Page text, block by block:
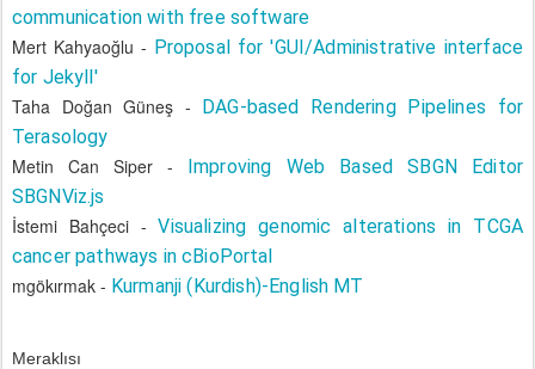
communication with free software
Mert Kahyaoğlu - Proposal for 'GUI/Administrative interface
for Jekyll'
Taha Doğan Güneş - DAG-based Rendering Pipelines for
Terasology
Metin Can Siper - Improving Web Based SBGN Editor
SBGNViz.js
İstemi Bahçeci -Visualizing genomic alterations in TCGA
cancer pathways in cBioPortal
mgökırmak - Kurmanji (Kurdish)-English MT
Meraklısı